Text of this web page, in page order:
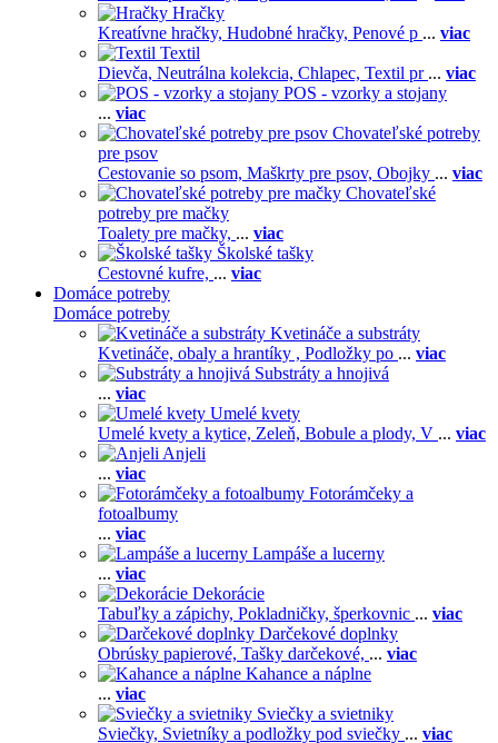
Hračky
Kreatívne hračky, Hudobné hračky, Penové p ... viac
Textil
Dievča, Neutrálna kolekcia, Chlapec, Textil pr ... viac
POS - vzorky a stojany
... viac
Chovateľské potreby
pre psov
Cestovanie so psom, Maškrty pre psov, Obojky ... viac
Chovateľské
potreby pre mačky
Toalety pre mačky, ... viac
Školské tašky
Cestovné kufre, ... viac
Domáce potreby
Domáce potreby
Kvetináče a substráty
Kvetináče, obaly a hrantíky , Podložky po ... viac
Substráty a hnojivá
... viac
Umelé kvety
Umelé kvety a kytice, Zeleň, Bobule a plody, V ... viac
Anjeli
... viac
Fotorámčeky a
fotoalbumy
... viac
Lampáše a lucerny
... viac
Dekorácie
Tabuľky a zápichy, Pokladničky, šperkovnic ... viac
Darčekové doplnky
Obrúsky papierové, Tašky darčekové, ... viac
Kahance a náplne
... viac
Sviečky a svietniky
Sviečky, Svietníky a podložky pod sviečky ... viac